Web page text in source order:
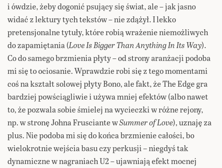
i ówdzie, żeby dogonić psujący się świat, ale – jak jasno
widać z lektury tych tekstów – nie zdążył. I lekko
pretensjonalne tytuły, które robią wrażenie niemożliwych
do zapamiętania (Love Is Bigger Than Anything In Its Way).
Co do samego brzmienia płyty – od strony aranżacji podoba
mi się to ociosanie. Wprawdzie robi się z tego momentami
coś na kształt solowej płyty Bono, ale fakt, że The Edge gra
bardziej powściągliwie i używa mniej efektów (albo nawet
to, że pozwala sobie śmielej na wycieczki w różne rejony,
np. w stronę Johna Frusciante wSummer of Love), uznaję za
plus. Nie podoba mi się do końca brzmienie całości, bo
wielokrotnie wejścia basu czy perkusji – niegdyś tak
dynamiczne w nagraniach U2 – ujawniają efekt mocnej